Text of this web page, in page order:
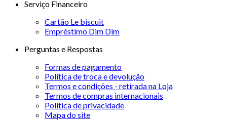
Serviço Financeiro
Cartão Le biscuit
Empréstimo Dim Dim
Perguntas e Respostas
Formas de pagamento
Política de troca e devolução
Termos e condições - retirada na Loja
Termos de compras internacionais
Politica de privacidade
Mapa do site